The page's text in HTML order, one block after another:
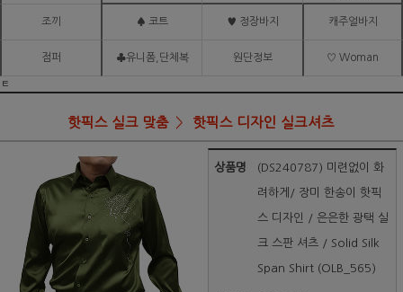
조끼 ♠ 코트 ♥ 정장바지 캐주얼바지
점퍼 ♣유니폼,단체복 원단정보 ♡ Woman
ㅌ
핫픽스 실크 맞춤 핫픽스 디자인 실크셔츠
상품명 (DS240787) 미련없이 화
려하게/ 장미 한송이 핫픽
스 디자인 / 은은한 광택 실
크 스판 셔츠 / Solid Silk
Span Shirt (OLB_565)